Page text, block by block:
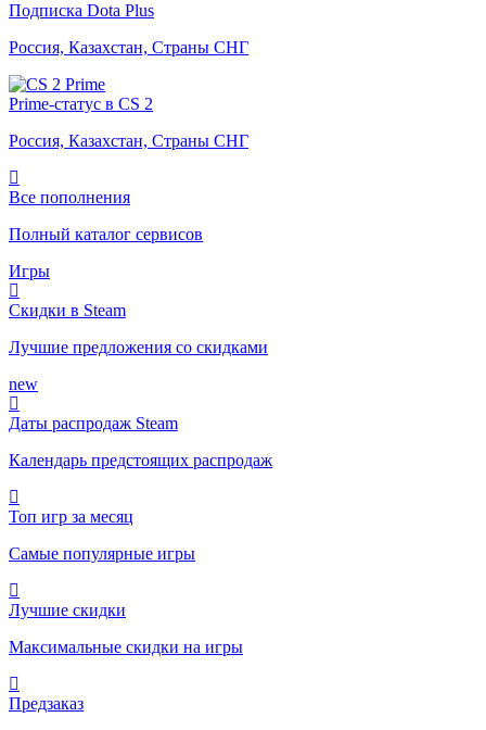
Подписка Dota Plus
Россия, Казахстан, Страны СНГ
Prime-статус в CS 2
Россия, Казахстан, Страны СНГ
Все пополнения
Полный каталог сервисов
Игры
Скидки в Steam
Лучшие предложения со скидками
new
Даты распродаж Steam
Календарь предстоящих распродаж
Топ игр за месяц
Самые популярные игры
Лучшие скидки
Максимальные скидки на игры
Предзаказ